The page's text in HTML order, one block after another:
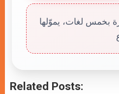
بخمس لغات، يموّلها
Related Posts: